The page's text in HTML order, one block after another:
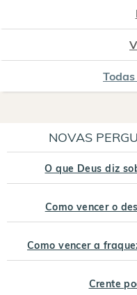
NOVAS
O que Deus diz
Como vencer o
Como vencer a
Crente